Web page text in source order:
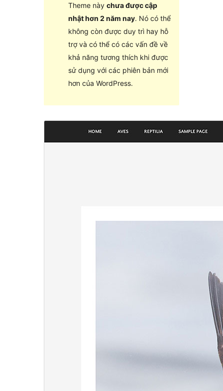
Theme này chưa được cập
nhật hơn 2 năm nay. Nó có thể
không còn được duy trì hay hỗ
trợ và có thể có các vấn đề về
khả năng tương thích khi được
sử dụng với các phiên bản mới
hơn của WordPress.